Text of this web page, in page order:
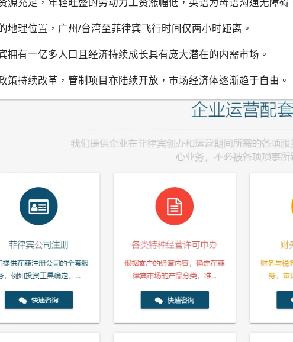
源充足，年轻旺盛的劳动力工资涨幅低，英语为母语沟通无障碍
地理位置，广州/台湾至菲律宾飞行时间仅两小时距离。
拥有一亿多人口且经济持续成长具有庞大潜在的内需市场。
策持续改革，管制项目亦陆续开放，市场经济体逐渐趋于自由。